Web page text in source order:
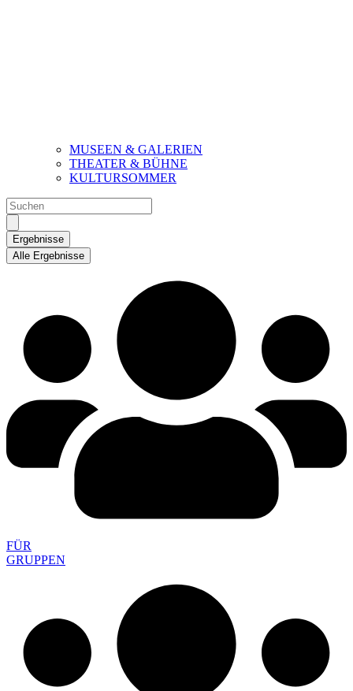
MUSEEN & GALERIEN
THEATER & BÜHNE
KULTURSOMMER
Search
...
Ergebnisse
Alle Ergebnisse
FÜR
GRUPPEN